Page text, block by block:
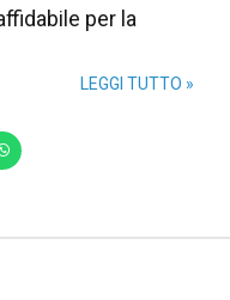
per la
LEGGI TUTTO »